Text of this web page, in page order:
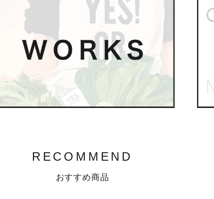
RECOMMEND
おすすめ商品